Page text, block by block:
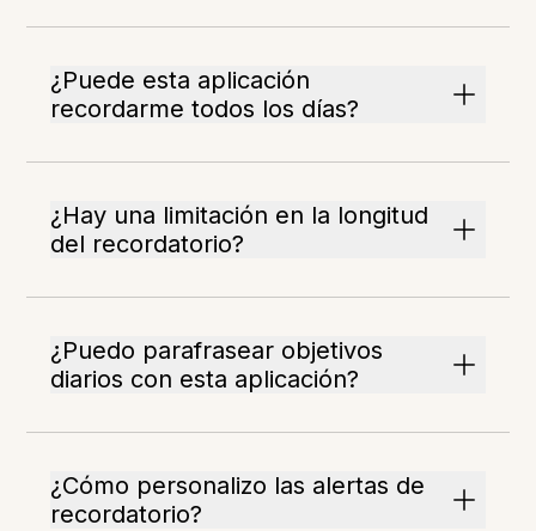
¿Puede esta aplicación
recordarme todos los días?
¿Hay una limitación en la longitud
del recordatorio?
¿Puedo parafrasear objetivos
diarios con esta aplicación?
¿Cómo personalizo las alertas de
recordatorio?